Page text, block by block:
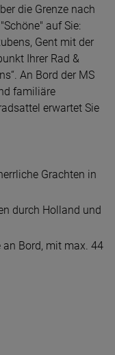
die Grenze nach
auf Sie:
Gent mit der
Ihrer Rad &
An Bord der MS
familiäre
erwartet Sie
Grachten in
durch Holland und
Bord, mit max. 44